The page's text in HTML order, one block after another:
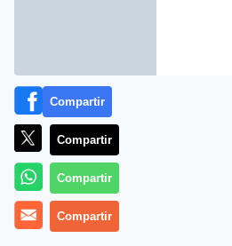
Más información
Compartir
Compartir
Compartir
Compartir